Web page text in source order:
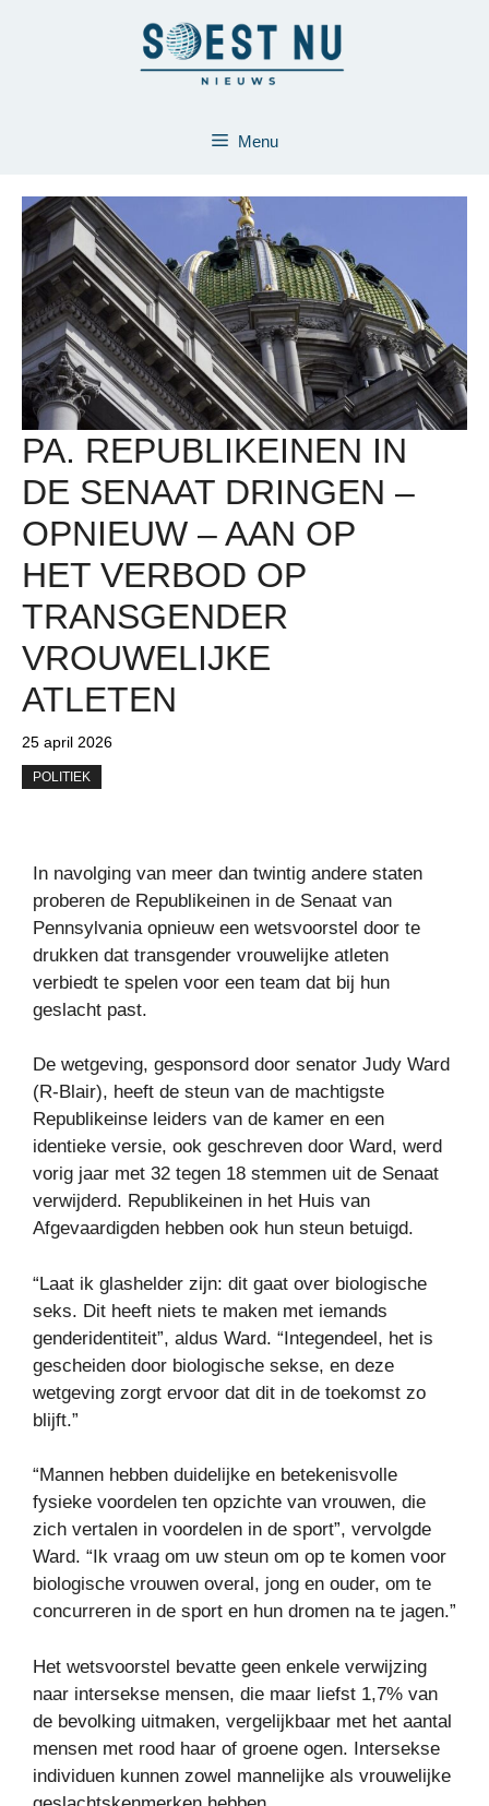
Menu
PA. REPUBLIKEINEN IN
DE SENAAT DRINGEN –
OPNIEUW – AAN OP
HET VERBOD OP
TRANSGENDER
VROUWELIJKE
ATLETEN
25 april 2026
POLITIEK
In navolging van meer dan twintig andere staten
proberen de Republikeinen in de Senaat van
Pennsylvania opnieuw een wetsvoorstel door te
drukken dat transgender vrouwelijke atleten
verbiedt te spelen voor een team dat bij hun
geslacht past.
De wetgeving, gesponsord door senator Judy Ward
(R-Blair), heeft de steun van de machtigste
Republikeinse leiders van de kamer en een
identieke versie, ook geschreven door Ward, werd
vorig jaar met 32 ​​tegen 18 stemmen uit de Senaat
verwijderd. Republikeinen in het Huis van
Afgevaardigden hebben ook hun steun betuigd.
“Laat ik glashelder zijn: dit gaat over biologische
seks. Dit heeft niets te maken met iemands
genderidentiteit”, aldus Ward. “Integendeel, het is
gescheiden door biologische sekse, en deze
wetgeving zorgt ervoor dat dit in de toekomst zo
blijft.”
“Mannen hebben duidelijke en betekenisvolle
fysieke voordelen ten opzichte van vrouwen, die
zich vertalen in voordelen in de sport”, vervolgde
Ward. “Ik vraag om uw steun om op te komen voor
biologische vrouwen overal, jong en ouder, om te
concurreren in de sport en hun dromen na te jagen.”
Het wetsvoorstel bevatte geen enkele verwijzing
naar intersekse mensen, die maar liefst 1,7% van
de bevolking uitmaken, vergelijkbaar met het aantal
mensen met rood haar of groene ogen. Intersekse
individuen kunnen zowel mannelijke als vrouwelijke